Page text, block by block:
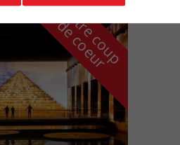
n
o
t
r
e
c
o
u
p
d
e
c
o
e
u
r